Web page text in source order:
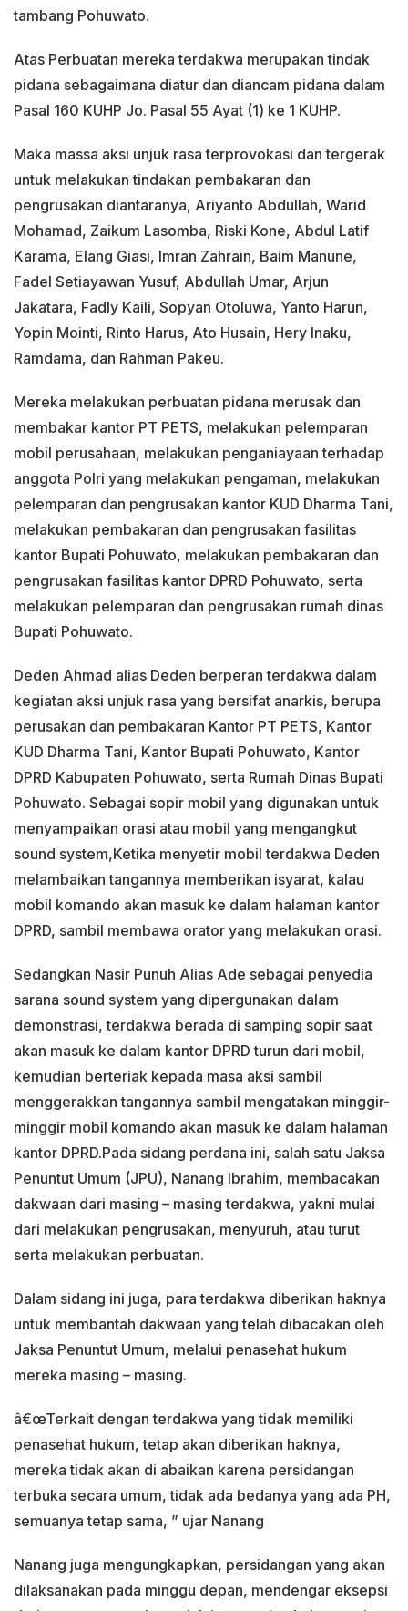
tambang Pohuwato.
Atas Perbuatan mereka terdakwa merupakan tindak
pidana sebagaimana diatur dan diancam pidana dalam
Pasal 160 KUHP Jo. Pasal 55 Ayat (1) ke 1 KUHP.
Maka massa aksi unjuk rasa terprovokasi dan tergerak
untuk melakukan tindakan pembakaran dan
pengrusakan diantaranya, Ariyanto Abdullah, Warid
Mohamad, Zaikum Lasomba, Riski Kone, Abdul Latif
Karama, Elang Giasi, Imran Zahrain, Baim Manune,
Fadel Setiayawan Yusuf, Abdullah Umar, Arjun
Jakatara, Fadly Kaili, Sopyan Otoluwa, Yanto Harun,
Yopin Mointi, Rinto Harus, Ato Husain, Hery Inaku,
Ramdama, dan Rahman Pakeu.
Mereka melakukan perbuatan pidana merusak dan
membakar kantor PT PETS, melakukan pelemparan
mobil perusahaan, melakukan penganiayaan terhadap
anggota Polri yang melakukan pengaman, melakukan
pelemparan dan pengrusakan kantor KUD Dharma Tani,
melakukan pembakaran dan pengrusakan fasilitas
kantor Bupati Pohuwato, melakukan pembakaran dan
pengrusakan fasilitas kantor DPRD Pohuwato, serta
melakukan pelemparan dan pengrusakan rumah dinas
Bupati Pohuwato.
Deden Ahmad alias Deden berperan terdakwa dalam
kegiatan aksi unjuk rasa yang bersifat anarkis, berupa
perusakan dan pembakaran Kantor PT PETS, Kantor
KUD Dharma Tani, Kantor Bupati Pohuwato, Kantor
DPRD Kabupaten Pohuwato, serta Rumah Dinas Bupati
Pohuwato. Sebagai sopir mobil yang digunakan untuk
menyampaikan orasi atau mobil yang mengangkut
sound system,Ketika menyetir mobil terdakwa Deden
melambaikan tangannya memberikan isyarat, kalau
mobil komando akan masuk ke dalam halaman kantor
DPRD, sambil membawa orator yang melakukan orasi.
Sedangkan Nasir Punuh Alias Ade sebagai penyedia
sarana sound system yang dipergunakan dalam
demonstrasi, terdakwa berada di samping sopir saat
akan masuk ke dalam kantor DPRD turun dari mobil,
kemudian berteriak kepada masa aksi sambil
menggerakkan tangannya sambil mengatakan minggir-
minggir mobil komando akan masuk ke dalam halaman
kantor DPRD.Pada sidang perdana ini, salah satu Jaksa
Penuntut Umum (JPU), Nanang Ibrahim, membacakan
dakwaan dari masing – masing terdakwa, yakni mulai
dari melakukan pengrusakan, menyuruh, atau turut
serta melakukan perbuatan.
Dalam sidang ini juga, para terdakwa diberikan haknya
untuk membantah dakwaan yang telah dibacakan oleh
Jaksa Penuntut Umum, melalui penasehat hukum
mereka masing – masing.
â€œTerkait dengan terdakwa yang tidak memiliki
penasehat hukum, tetap akan diberikan haknya,
mereka tidak akan di abaikan karena persidangan
terbuka secara umum, tidak ada bedanya yang ada PH,
semuanya tetap sama, ” ujar Nanang
Nanang juga mengungkapkan, persidangan yang akan
dilaksanakan pada minggu depan, mendengar eksepsi